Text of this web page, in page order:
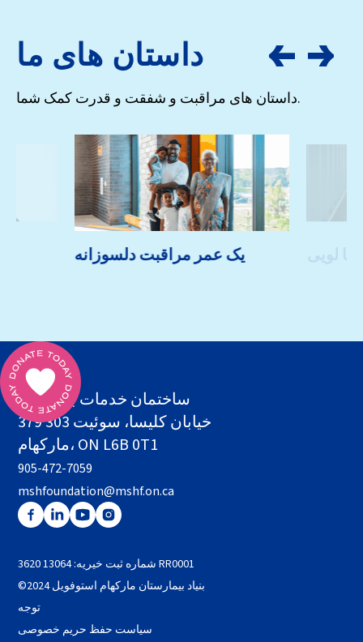
داستان های ما
داستان های مراقبت و شفقت و قدرت کمک شما.
یک عمر مراقبت دلسوزانه
بنیاد MSH
ساختمان خدمات بهداشتی
379 خیابان کلیسا، سوئیت 303
مارکهام، ON L6B 0T1
905-472-7059
mshfoundation@mshf.on.ca
شماره ثبت خیریه: 13064 3620 RR0001
©2024 بنیاد بیمارستان مارکهام استوفویل
توجه
سیاست حفظ حریم خصوصی